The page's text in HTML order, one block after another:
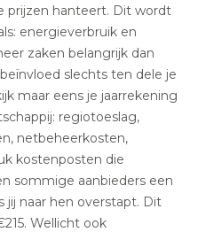
prijzen hanteert. Dit wordt
energieverbruik en
zaken belangrijk dan
slechts ten dele je
maar eens je jaarrekening
regiotoeslag,
netbeheerkosten,
kostenposten die
sommige aanbieders een
jij naar hen overstapt. Dit
Wellicht ook